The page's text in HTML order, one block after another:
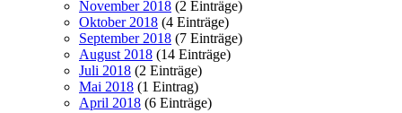
November 2018 (2 Einträge)
Oktober 2018 (4 Einträge)
September 2018 (7 Einträge)
August 2018 (14 Einträge)
Juli 2018 (2 Einträge)
Mai 2018 (1 Eintrag)
April 2018 (6 Einträge)